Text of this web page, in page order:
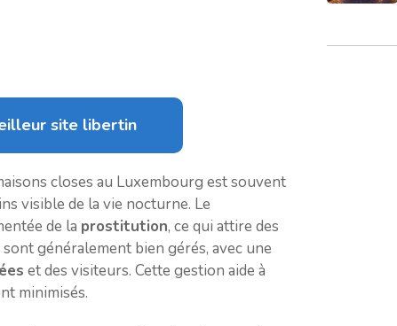
site libertin
closes au Luxembourg est souvent
visible de la vie nocturne. Le
de la prostitution, ce qui attire des
généralement bien gérés, avec une
et des visiteurs. Cette gestion aide à
minimisés.